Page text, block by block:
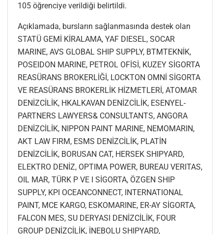
105 öğrenciye verildiği belirtildi.
Açıklamada, bursların sağlanmasında destek olan
STATÜ GEMİ KİRALAMA, YAF DIESEL, SOCAR
MARINE, AVS GLOBAL SHIP SUPPLY, BTMTEKNİK,
POSEIDON MARINE, PETROL OFİSİ, KUZEY SİGORTA
REASÜRANS BROKERLİĞİ, LOCKTON OMNİ SİGORTA
VE REASÜRANS BROKERLİK HİZMETLERİ, ATOMAR
DENİZCİLİK, HKALKAVAN DENİZCİLİK, ESENYEL-
PARTNERS LAWYERS& CONSULTANTS, ANGORA
DENİZCİLİK, NIPPON PAINT MARINE, NEMOMARIN,
AKT LAW FIRM, ESMS DENİZCİLİK, PLATİN
DENİZCİLİK, BORUSAN CAT, HERSEK SHIPYARD,
ELEKTRO DENİZ, OPTIMA POWER, BUREAU VERITAS,
OIL MAR, TÜRK P VE I SİGORTA, ÖZGEN SHIP
SUPPLY, KPI OCEANCONNECT, INTERNATIONAL
PAINT, MCE KARGO, ESKOMARINE, ER-AY SİGORTA,
FALCON MES, SU DERYASI DENİZCİLİK, FOUR
GROUP DENİZCİLİK, İNEBOLU SHIPYARD,